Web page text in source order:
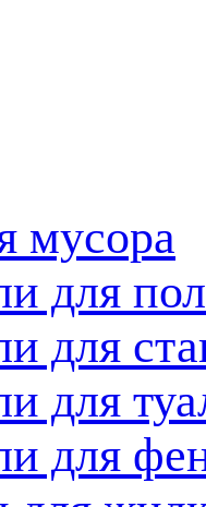
мусора
для
для
для
для